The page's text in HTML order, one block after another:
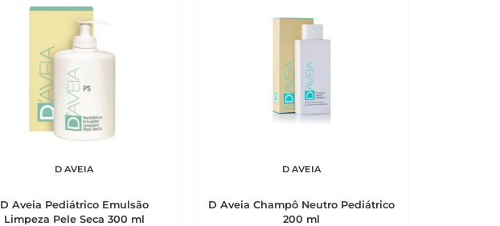
D AVEIA
D Aveia Pediátrico Emulsão
Limpeza Pele Seca 300 ml
D AVEIA
D Aveia Champô Neutro Pediátrico
200 ml